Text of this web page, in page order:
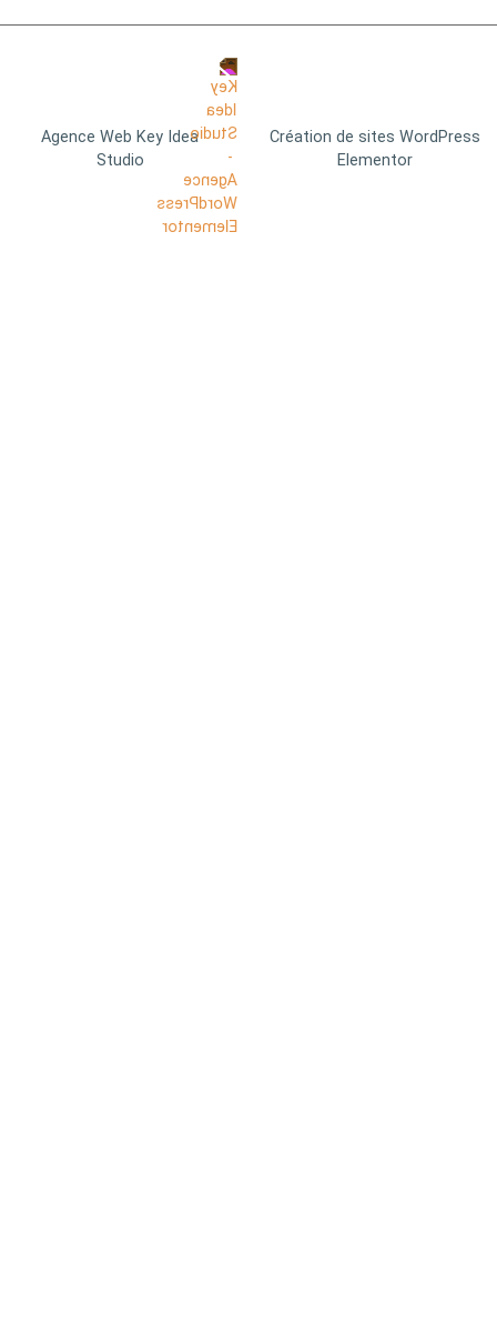
Agence Web Key Idea
Studio
Création de sites WordPress
Elementor